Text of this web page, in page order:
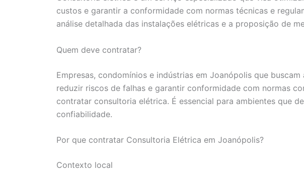
custos e garantir a conformidade com normas técnicas e
análise detalhada das instalações elétricas e a proposição de
Quem deve contratar?
Empresas, condomínios e indústrias em Joanópolis que
reduzir riscos de falhas e garantir conformidade com normas
contratar consultoria elétrica. É essencial para ambientes que
confiabilidade.
Por que contratar Consultoria Elétrica em Joanópolis?
Contexto local